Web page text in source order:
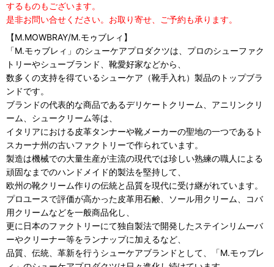
するものもございます。
是非お問い合せください。お取り寄せ、ご予約も承ります。
【M.MOWBRAY/M.モゥブレィ】
「M.モゥブレィ」のシューケアプロダクツは、プロのシューファク
トリーやシューブランド、靴愛好家などから、
数多くの支持を得ているシューケア（靴手入れ）製品のトップブラ
ンドです。
ブランドの代表的な商品であるデリケートクリーム、アニリンクリ
ーム、シュークリーム等は、
イタリアにおける皮革タンナーや靴メーカーの聖地の一つであるト
スカーナ州の古いファクトリーで作られています。
製造は機械での大量生産が主流の現代では珍しい熟練の職人による
頑固なまでのハンドメイド的製法を堅持して、
欧州の靴クリーム作りの伝統と品質を現代に受け継がれています。
プロユースで評価が高かった皮革用石鹸、ソール用クリーム、コバ
用クリームなどを一般商品化し、
更に日本のファクトリーにて独自製法で開発したステインリムーバ
ーやクリーナー等をランナップに加えるなど、
品質、伝統、革新を行うシューケアブランドとして、「M.モゥブレ